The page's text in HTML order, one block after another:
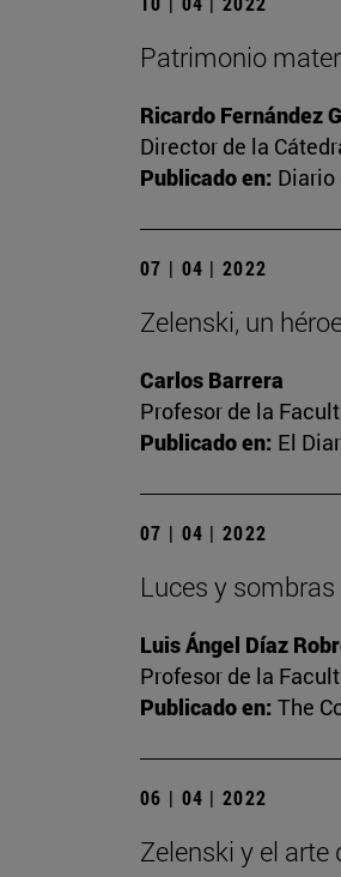
Patrimonio
Ricardo Fernández
Director de la
Publicado en: Diario
07 | 04 | 2022
Zelenski, un
Carlos Barrera
Profesor de la
Publicado en: El
07 | 04 | 2022
Luces y
Luis Ángel Díaz
Profesor de la
Publicado en: The
06 | 04 | 2022
Zelenski y el arte